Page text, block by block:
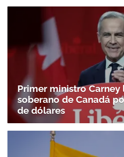
Primer ministro Carney
soberano de Canadá
de dólares